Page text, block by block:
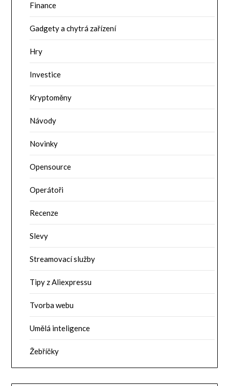
Finance
Gadgety a chytrá zařízení
Hry
Investice
Kryptoměny
Návody
Novinky
Opensource
Operátoři
Recenze
Slevy
Streamovací služby
Tipy z Aliexpressu
Tvorba webu
Umělá inteligence
Žebříčky